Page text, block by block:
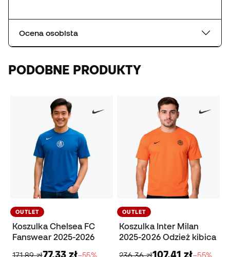
Ocena osobista
PODOBNE PRODUKTY
OUTLET
Koszulka Chelsea FC
Fanswear 2025-2026
171,89 zł77,33 zł−55%
OUTLET
Koszulka Inter Milan
2025-2026 Odzież kibica
236,36 zł107,41 zł−55%